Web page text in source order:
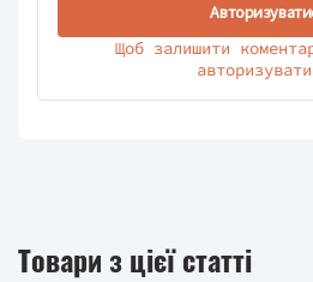
Щоб залишити
Товари з цієї статті